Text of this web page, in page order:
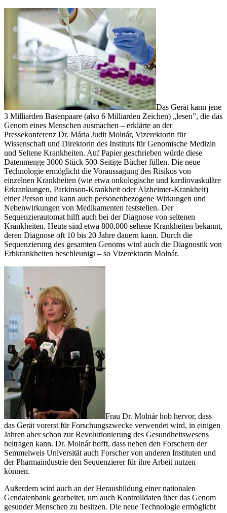
Das Gerät kann jene
3 Milliarden Basenpaare (also 6 Milliarden Zeichen) „lesen”, die das
Genom eines Menschen ausmachen – erklärte an der
Pressekonferenz Dr. Mária Judit Molnár, Vizerektorin für
Wissenschaft und Direktorin des Instituts für Genomische Medizin
und Seltene Krankheiten. Auf Papier geschrieben würde diese
Datenmenge 3000 Stück 500-Seitige Bücher füllen. Die neue
Technologie ermöglicht die Voraussagung des Risikos von
einzelnen Krankheiten (wie etwa onkologische und kardiovaskuläre
Erkrankungen, Parkinson-Krankheit oder Alzheimer-Krankheit)
einer Person und kann auch personenbezogene Wirkungen und
Nebenwirkungen von Medikamenten feststellen. Der
Sequenzierautomat hilft auch bei der Diagnose von seltenen
Krankheiten. Heute sind etwa 800.000 seltene Krankheiten bekannt,
deren Diagnose oft 10 bis 20 Jahre dauern kann. Durch die
Sequenzierung des gesamten Genoms wird auch die Diagnostik von
Erbkrankheiten beschleunigt – so Vizerektorin Molnár.
Frau Dr. Molnár hob hervor, dass
das Gerät vorerst für Forschungszwecke verwendet wird, in einigen
Jahren aber schon zur Revolutionierung des Gesundheitswesens
beitragen kann. Dr. Molnár hofft, dass neben den Forschern der
Semmelweis Universität auch Forscher von anderen Instituten und
der Pharmaindustrie den Sequenzierer für ihre Arbeit nutzen
können.
Außerdem wird auch an der Herausbildung einer nationalen
Gendatenbank gearbeitet, um auch Kontrolldaten über das Genom
gesunder Menschen zu besitzen. Die neue Technologie ermöglicht